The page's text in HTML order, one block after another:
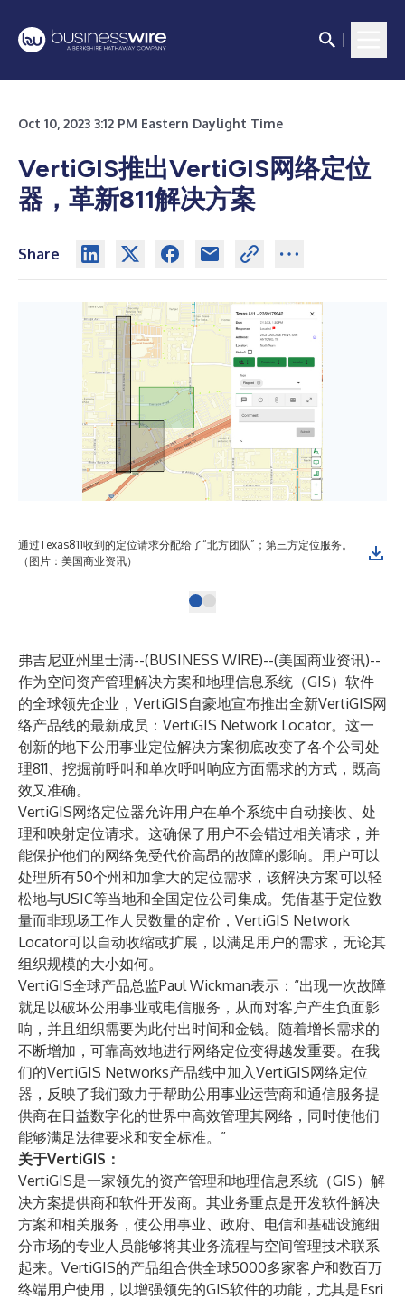
Oct 10, 2023 3:12 PM Eastern Daylight Time
VertiGIS推出VertiGIS网络定位
器，革新811解决方案
Share
通过Texas811收到的定位请求分配给了“北方团队”；第三方定位服务。
（图片：美国商业资讯）
弗吉尼亚州里士满--(BUSINESS WIRE)--(美国商业资讯)--
作为空间资产管理解决方案和地理信息系统（GIS）软件
的全球领先企业，VertiGIS自豪地宣布推出全新VertiGIS网
络产品线的最新成员：VertiGIS Network Locator。这一
创新的地下公用事业定位解决方案彻底改变了各个公司处
理811、挖掘前呼叫和单次呼叫响应方面需求的方式，既高
效又准确。
VertiGIS网络定位器允许用户在单个系统中自动接收、处
理和映射定位请求。这确保了用户不会错过相关请求，并
能保护他们的网络免受代价高昂的故障的影响。用户可以
处理所有50个州和加拿大的定位需求，该解决方案可以轻
松地与USIC等当地和全国定位公司集成。凭借基于定位数
量而非现场工作人员数量的定价，VertiGIS Network
Locator可以自动收缩或扩展，以满足用户的需求，无论其
组织规模的大小如何。
VertiGIS全球产品总监Paul Wickman表示：“出现一次故障
就足以破坏公用事业或电信服务，从而对客户产生负面影
响，并且组织需要为此付出时间和金钱。随着增长需求的
不断增加，可靠高效地进行网络定位变得越发重要。在我
们的VertiGIS Networks产品线中加入VertiGIS网络定位
器，反映了我们致力于帮助公用事业运营商和通信服务提
供商在日益数字化的世界中高效管理其网络，同时使他们
能够满足法律要求和安全标准。”
关于VertiGIS：
VertiGIS是一家领先的资产管理和地理信息系统（GIS）解
决方案提供商和软件开发商。其业务重点是开发软件解决
方案和相关服务，使公用事业、政府、电信和基础设施细
分市场的专业人员能够将其业务流程与空间管理技术联系
起来。VertiGIS的产品组合供全球5000多家客户和数百万
终端用户使用，以增强领先的GIS软件的功能，尤其是Esri